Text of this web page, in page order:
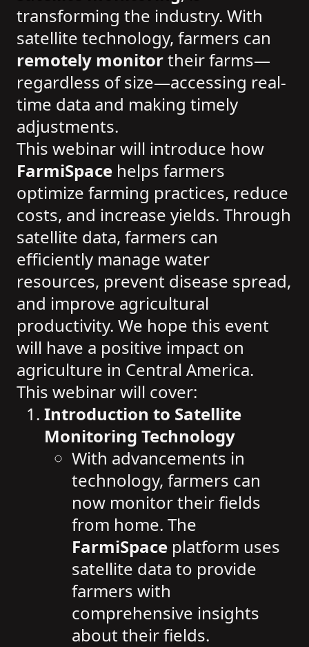
transforming the industry. With
satellite technology, farmers can
remotely monitortheir farms—
regardless of size—accessing real-
time data and making timely
adjustments.
This webinar will introduce how
FarmiSpace helps farmers
optimize farming practices, reduce
costs, and increase yields. Through
satellite data, farmers can
efficiently manage water
resources, prevent disease spread,
and improve agricultural
productivity. We hope this event
will have a positive impact on
agriculture in Central America.
This webinar will cover:
Introduction to Satellite
Monitoring Technology
With advancements in
technology, farmers can
now monitor their fields
from home. The
FarmiSpace platform uses
satellite data to provide
farmers with
comprehensive insights
about their fields.